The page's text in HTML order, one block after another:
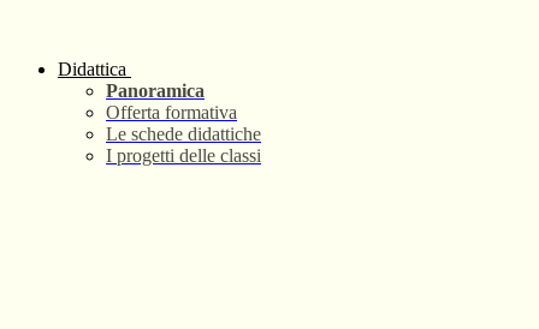
Didattica
Panoramica
Offerta formativa
Le schede didattiche
I progetti delle classi